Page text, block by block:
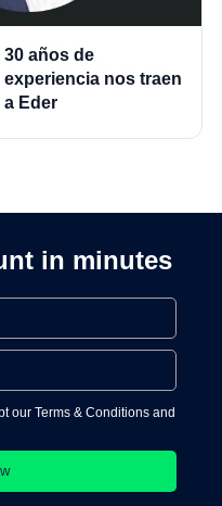
30 años de
experiencia nos traen
a Eder
in minutes
our Terms & Conditions and